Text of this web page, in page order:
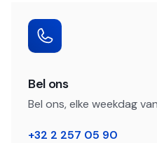
Bel ons
Bel ons, elke weekdag
+32 2 257 05 90